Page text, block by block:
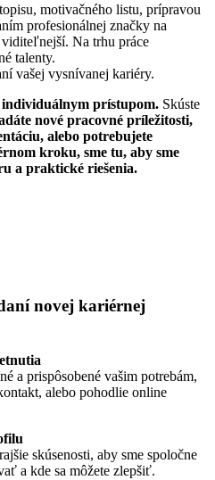
motivačného listu, prípravou
profesionálnej značky na
Na trhu práce
talenty.
vašej vysnívanej kariéry.
prístupom. Skúste
nové pracovné príležitosti,
alebo potrebujete
kroku, sme tu, aby sme
a praktické riešenia.
novej kariérnej
a prispôsobené vašim potrebám,
alebo pohodlie online
skúsenosti, aby sme spoločne
a kde sa môžete zlepšiť.